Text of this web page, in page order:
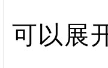
可以展